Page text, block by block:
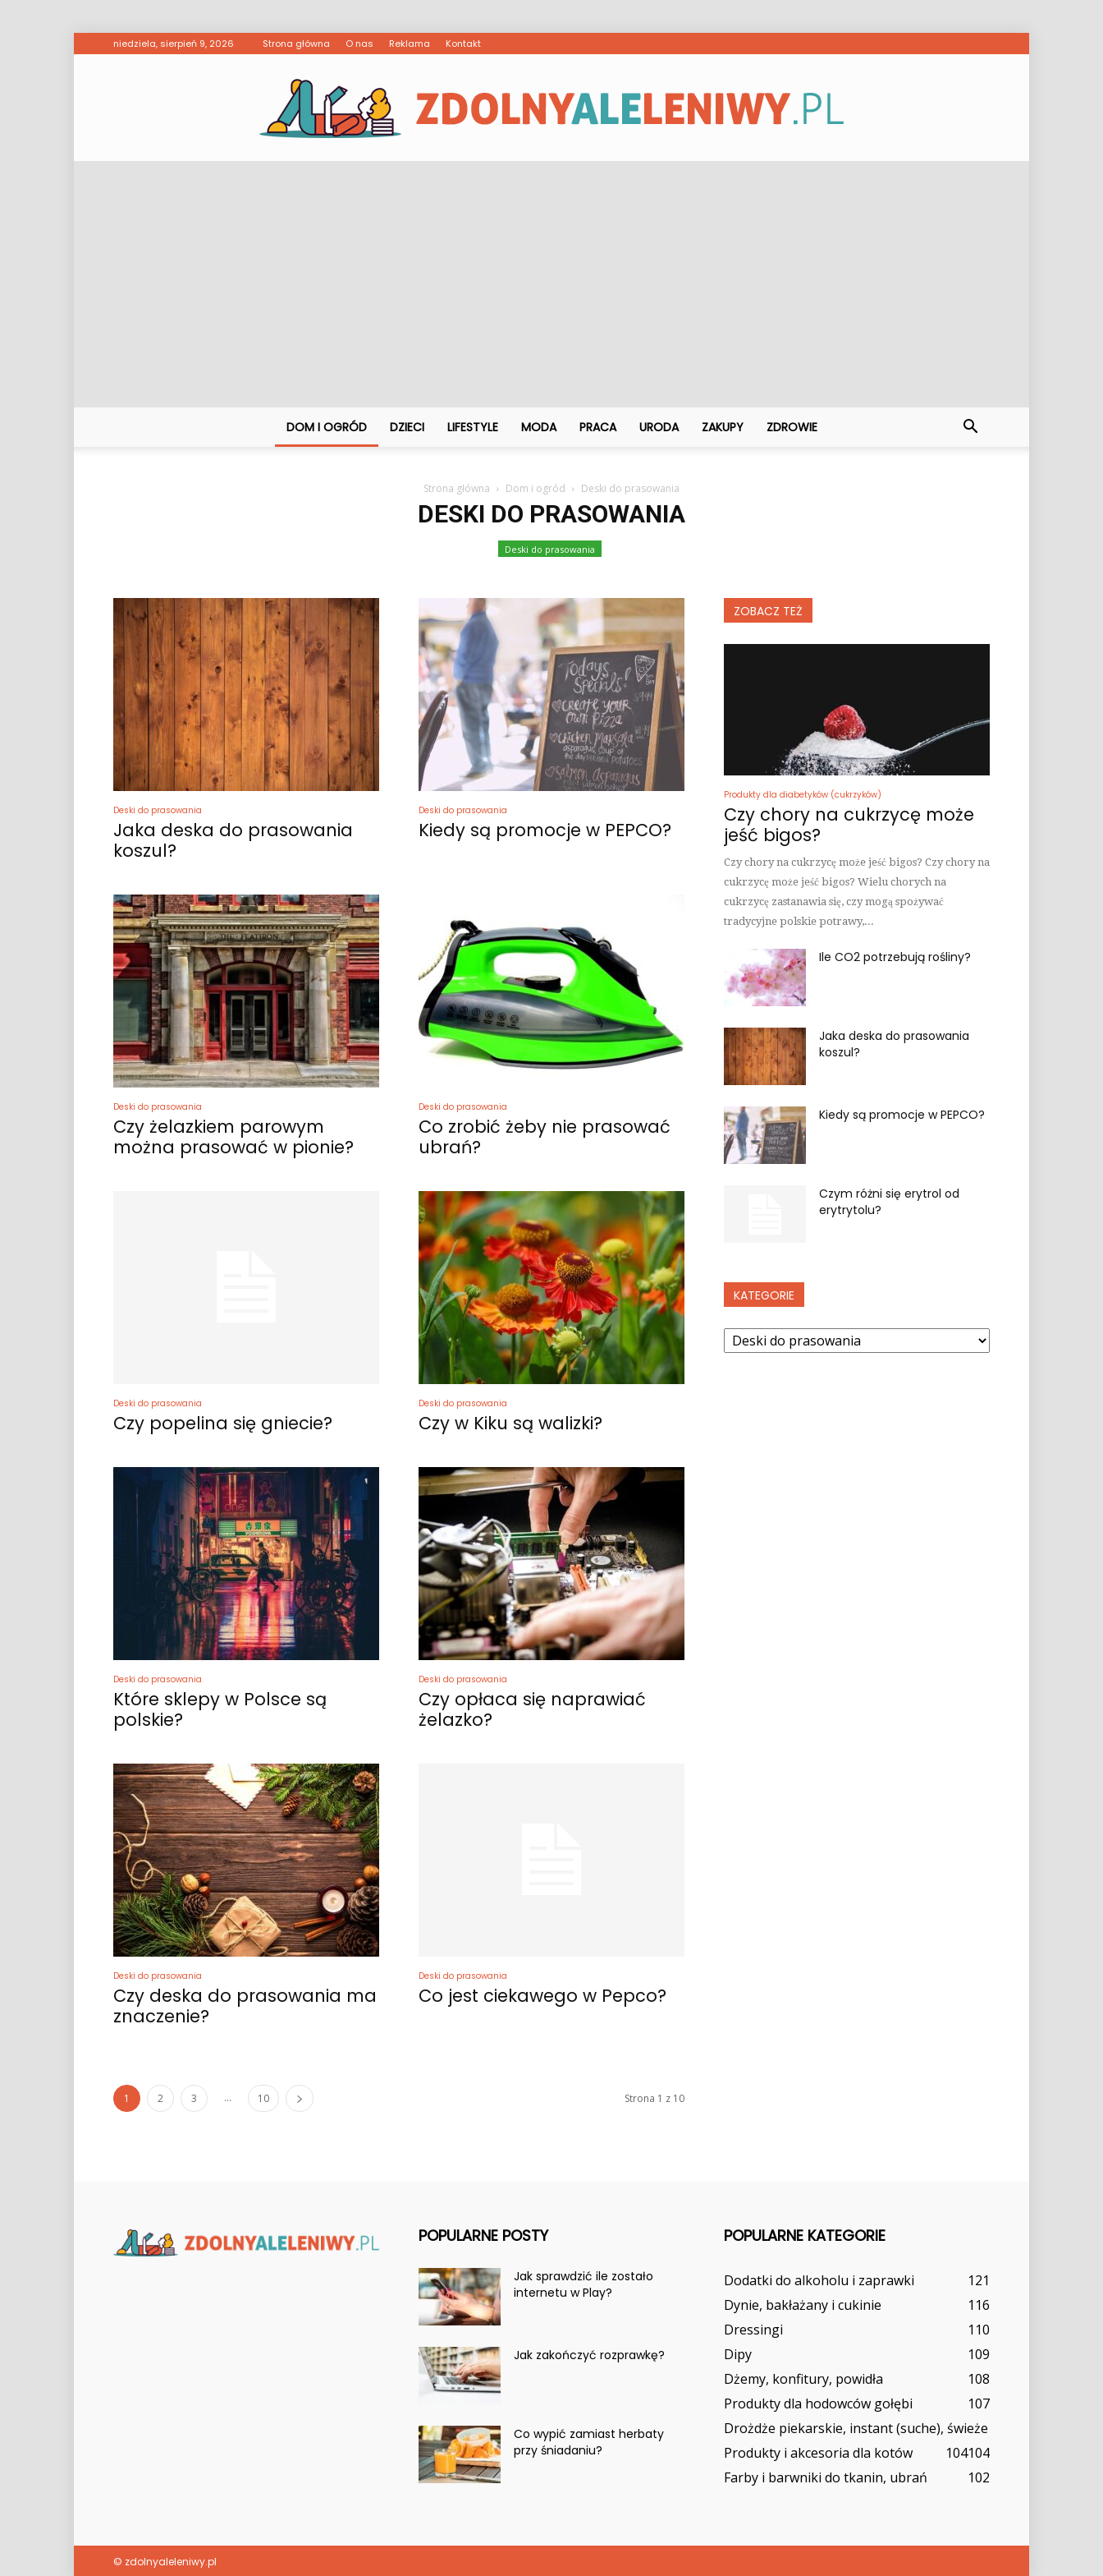
niedziela, sierpień 9, 2026 Strona główna O nas Reklama Kontakt
DOM I OGRÓD DZIECI LIFESTYLE MODA PRACA URODA ZAKUPY ZDROWIE
Strona główna Dom i ogród Deski do prasowania
DESKI DO PRASOWANIA
Deski do prasowania
Deski do prasowania
Jaka deska do prasowania
koszul?
Deski do prasowania
Kiedy są promocje w PEPCO?
Deski do prasowania
Czy żelazkiem parowym
można prasować w pionie?
Deski do prasowania
Co zrobić żeby nie prasować
ubrań?
Deski do prasowania
Czy popelina się gniecie?
Deski do prasowania
Czy w Kiku są walizki?
Deski do prasowania
Które sklepy w Polsce są
polskie?
Deski do prasowania
Czy opłaca się naprawiać
żelazko?
Deski do prasowania
Czy deska do prasowania ma
znaczenie?
Deski do prasowania
Co jest ciekawego w Pepco?
1 2 3 ... 10 Strona 1 z 10
ZOBACZ TEŻ
Produkty dla diabetyków (cukrzyków)
Czy chory na cukrzycę może
jeść bigos?
Czy chory na cukrzycę może jeść bigos? Czy chory na
cukrzycę może jeść bigos? Wielu chorych na
cukrzycę zastanawia się, czy mogą spożywać
tradycyjne polskie potrawy,...
Ile CO2 potrzebują rośliny?
Jaka deska do prasowania
koszul?
Kiedy są promocje w PEPCO?
Czym różni się erytrol od
erytrytolu?
KATEGORIE
Kategorie
POPULARNE POSTY
Jak sprawdzić ile zostało
internetu w Play?
Jak zakończyć rozprawkę?
Co wypić zamiast herbaty
przy śniadaniu?
POPULARNE KATEGORIE
Dodatki do alkoholu i zaprawki
121
Dynie, bakłażany i cukinie
116
Dressingi
110
Dipy
109
Dżemy, konfitury, powidła
108
Produkty dla hodowców gołębi
107
Drożdże piekarskie, instant (suche), świeże
104
Produkty i akcesoria dla kotów
104
Farby i barwniki do tkanin, ubrań
102
© zdolnyaleleniwy.pl